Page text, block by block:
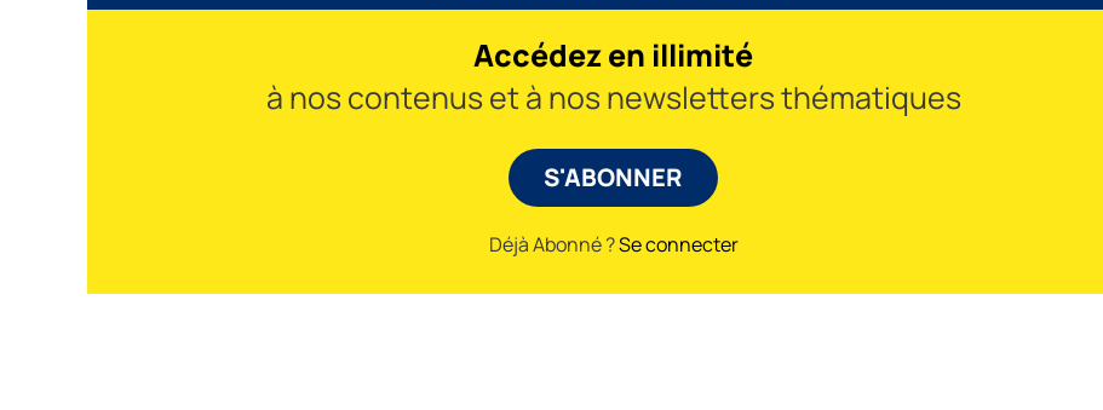
Accédez en illimité
à nos contenus et à nos newsletters thématiques
S'ABONNER
Déjà Abonné ?Se connecter